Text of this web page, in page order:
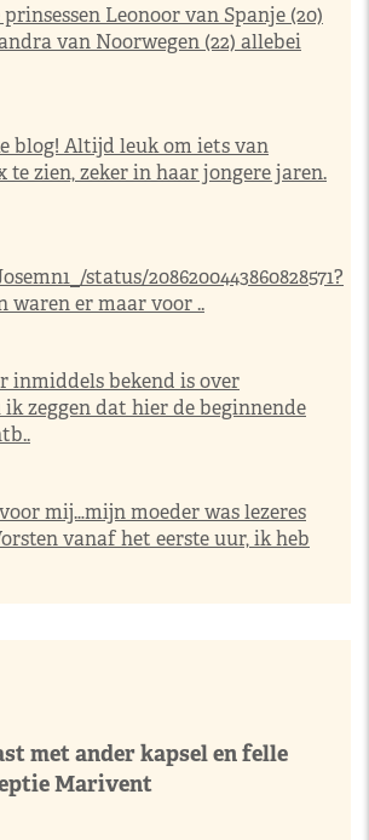
Leonoor van Spanje (20)
van Noorwegen (22) allebei
blog! Altijd leuk om iets van
te zien, zeker in haar jongere jaren.
status/2086200443860828571?
waren er maar voor ..
inmiddels bekend is over
ik zeggen dat hier de beginnende
mij…mijn moeder was lezeres
vanaf het eerste uur, ik heb
met ander kapsel en felle
Marivent